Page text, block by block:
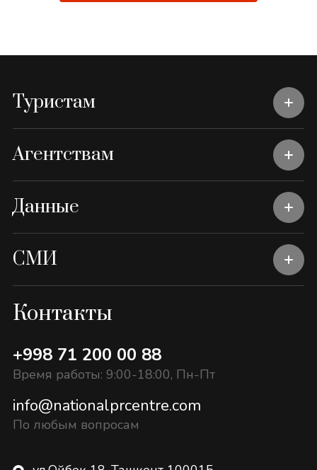
Туристам
Агентствам
Данные
СМИ
Контакты
+998 71 200 00 88
Время работы: 9:00-18:00, Пн-Пт
info@nationalprcentre.com
По любым вопросам